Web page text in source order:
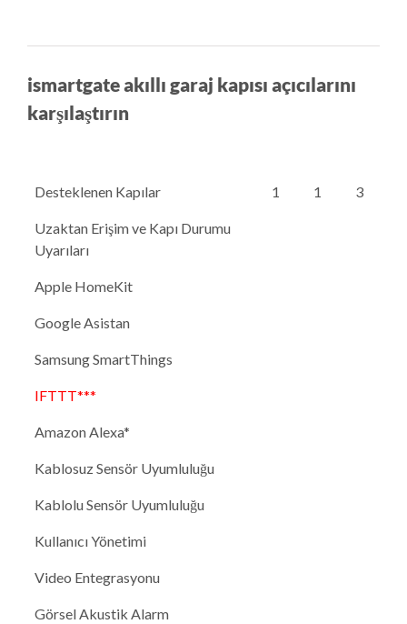
ismartgate akıllı garaj kapısı açıcılarını
karşılaştırın
Desteklenen Kapılar 1 1 3
Uzaktan Erişim ve Kapı Durumu
Uyarıları
Apple HomeKit
Google Asistan
Samsung SmartThings
IFTTT***
Amazon Alexa*
Kablosuz Sensör Uyumluluğu
Kablolu Sensör Uyumluluğu
Kullanıcı Yönetimi
Video Entegrasyonu
Görsel Akustik Alarm